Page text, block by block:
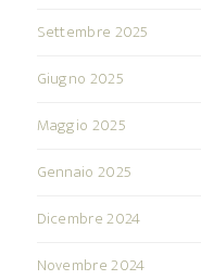
Settembre 2025
Giugno 2025
Maggio 2025
Gennaio 2025
Dicembre 2024
Novembre 2024